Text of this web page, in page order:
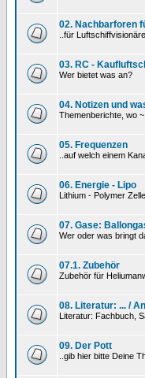
02. Nachbarforen
..für
03. RC -
Wer bietet was an?
04. Notizen und
Themenberichte, wo
05. Frequenzen
..auf welch einem
06. Energie - Lipo
Lithium - Polymer
07. Gase:
Wer oder was bringt
07.1. Zubehör
Zubehör für
08. Literatur: ... /
Literatur: Fachbuch,
09. Der Pott
..gib hier bitte Deine